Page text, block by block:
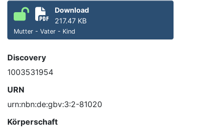
Download
217.47 KB
Mutter - Vater - Kind
Discovery
1003531954
URN
urn:nbn:de:gbv:3:2-81020
Körperschaft